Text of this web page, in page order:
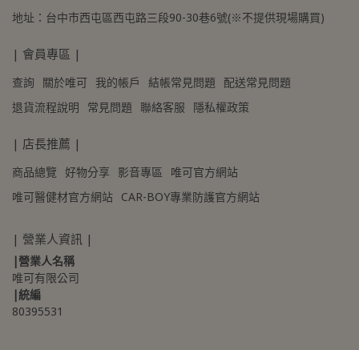
地址：台中市西屯區西屯路三段90-30巷6號(※不提供現場購買)
| 會員專區 |
查詢 關於唯可 我的帳戶 結帳常見問題 配送常見問題
退貨流程說明 常見問題 聯絡客服 隱私權政策
| 店長推薦 |
商品總覽 好物分享 影音專區 唯可官方網站
唯可醫健材官方網站 CAR-BOY專業防護官方網站
| 營業人資訊 |
|營業人名稱
唯可有限公司
|統編
80395531